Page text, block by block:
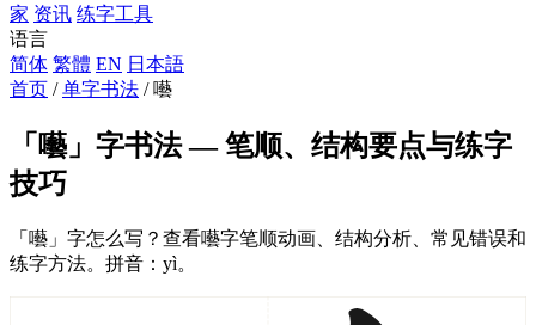
家 资讯 练字工具
语言
简体 繁體 EN 日本語
首页 / 单字书法 / 囈
「囈」字书法 — 笔顺、结构要点与练字
技巧
「囈」字怎么写？查看囈字笔顺动画、结构分析、常见错误和
练字方法。拼音：yì。